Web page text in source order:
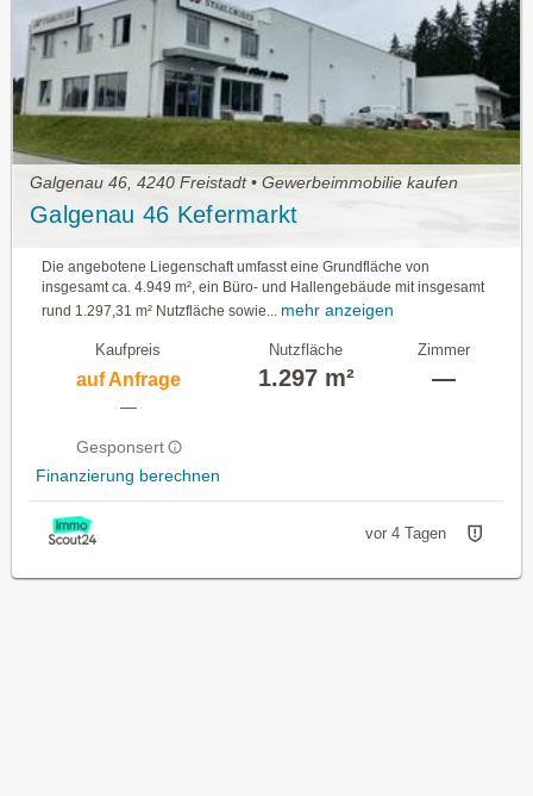
Galgenau 46, 4240 Freistadt • Gewerbeimmobilie kaufen
Galgenau 46 Kefermarkt
Die angebotene Liegenschaft umfasst eine Grundfläche von
insgesamt ca. 4.949 m², ein Büro- und Hallengebäude mit insgesamt
rund 1.297,31 m² Nutzfläche sowie... mehr anzeigen
Kaufpreis
auf Anfrage
—
Gesponsert
Finanzierung berechnen
Nutzfläche
1.297 m²
Zimmer
—
vor 4 Tagen